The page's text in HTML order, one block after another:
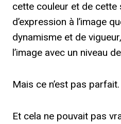
cette couleur et de cette
d’expression à l’image
dynamisme et de
l’image avec un niveau
Mais ce n’est pas parfait.
Et cela ne pouvait pas